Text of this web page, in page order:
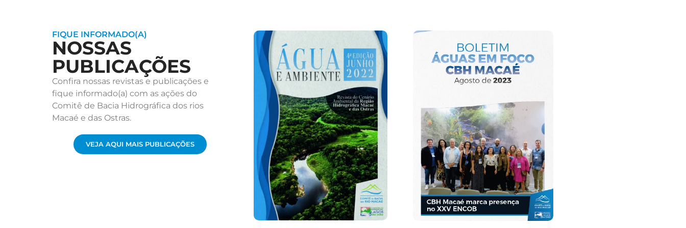
FIQUE INFORMADO(A)
NOSSAS
PUBLICAÇÕES
Confira nossas revistas e publicações e
fique informado(a) com as ações do
Comitê de Bacia Hidrográfica dos rios
Macaé e das Ostras.
VEJA AQUI MAIS PUBLICAÇÕES